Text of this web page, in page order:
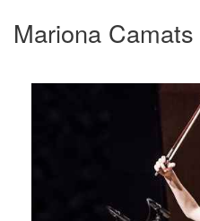
Mariona Camats